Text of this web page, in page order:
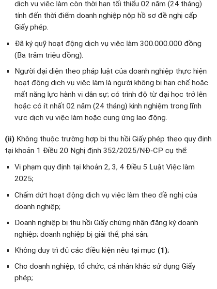
dịch vụ việc làm còn thời hạn tối thiểu 02 năm (24 tháng)
tính đến thời điểm doanh nghiệp nộp hồ sơ đề nghị cấp
Giấy phép.
Đã ký quỹ hoạt động dịch vụ việc làm 300.000.000 đồng
(Ba trăm triệu đồng).
Người đại diện theo pháp luật của doanh nghiệp thực hiện
hoạt động dịch vụ việc làm là người không bị hạn chế hoặc
mất năng lực hành vi dân sự; có trình độ từ đại học trở lên
hoặc có ít nhất 02 năm (24 tháng) kinh nghiệm trong lĩnh
vực dịch vụ việc làm hoặc cung ứng lao động.
(ii) Không thuộc trường hợp bị thu hồi Giấy phép theo quy định
tại khoản 1 Điều 20 Nghị định 352/2025/NĐ-CP cụ thể:
Vi phạm quy định tại khoản 2, 3, 4 Điều 5 Luật Việc làm
2025;
Chấm dứt hoạt động dịch vụ việc làm theo đề nghị của
doanh nghiệp;
Doanh nghiệp bị thu hồi Giấy chứng nhận đăng ký doanh
nghiệp; doanh nghiệp bị giải thể, phá sản;
Không duy trì đủ các điều kiện nêu tại mục (1);
Cho doanh nghiệp, tổ chức, cá nhân khác sử dụng Giấy
phép;